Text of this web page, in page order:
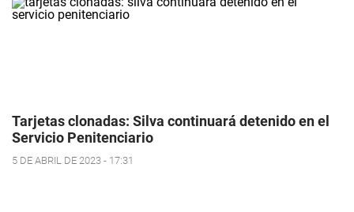
Tarjetas clonadas: Silva continuará detenido en el
Servicio Penitenciario
5 DE ABRIL DE 2023 - 17:31